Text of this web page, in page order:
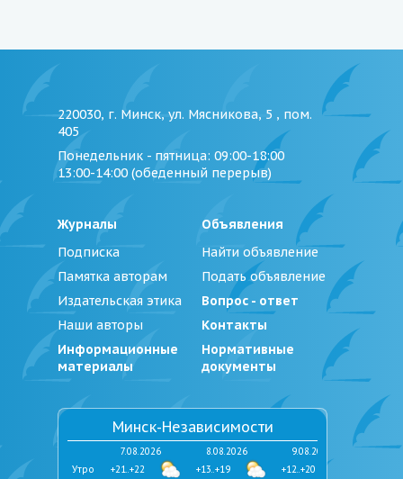
220030, г. Минск, ул. Мясникова, 5 , пом.
405
Понедельник - пятница: 09:00-18:00
13:00-14:00 (обеденный перерыв)
Журналы
Подписка
Памятка авторам
Издательская этика
Наши авторы
Информационные
материалы
Объявления
Найти объявление
Подать объявление
Вопрос - ответ
Контакты
Нормативные
документы
Минск-Независимости
7.08.2026
+21..+22
8.08.2026
+13..+19
9.08.2026
+12..+20
Утро